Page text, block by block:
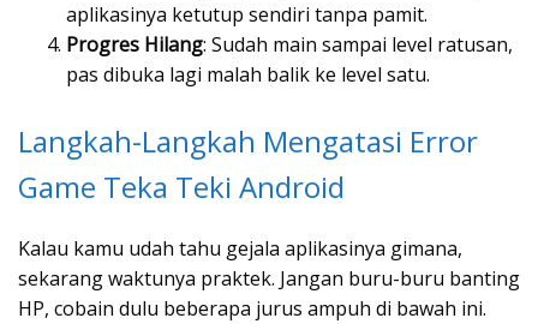
aplikasinya ketutup sendiri tanpa pamit.
Progres Hilang: Sudah main sampai level ratusan,
pas dibuka lagi malah balik ke level satu.
Langkah-Langkah Mengatasi Error
Game Teka Teki Android
Kalau kamu udah tahu gejala aplikasinya gimana,
sekarang waktunya praktek. Jangan buru-buru banting
HP, cobain dulu beberapa jurus ampuh di bawah ini.